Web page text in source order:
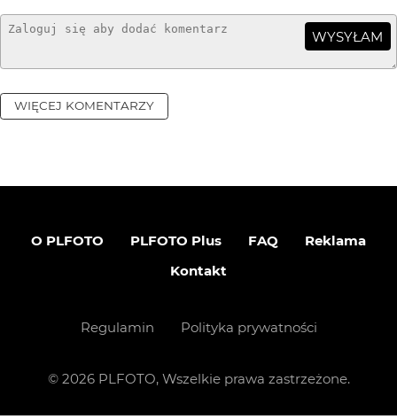
WYSYŁAM
WIĘCEJ KOMENTARZY
O PLFOTO PLFOTO Plus FAQ
Reklama
Kontakt
Regulamin Polityka prywatności
© 2026PLFOTO, Wszelkie prawa zastrzeżone.